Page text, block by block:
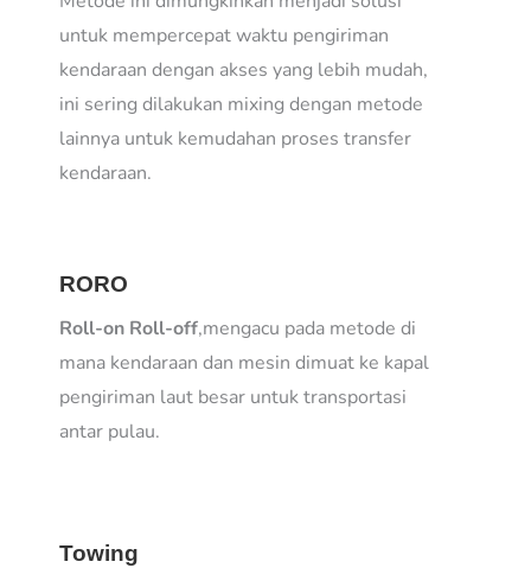
untuk mempercepat waktu pengiriman
kendaraan dengan akses yang lebih mudah,
ini sering dilakukan mixing dengan metode
lainnya untuk kemudahan proses transfer
kendaraan.
RORO
Roll-on Roll-off,mengacu pada metode di
mana kendaraan dan mesin dimuat ke kapal
pengiriman laut besar untuk transportasi
antar pulau.
Towing